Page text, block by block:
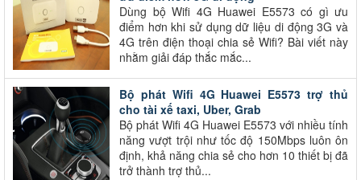
Dùng bộ Wifi 4G Huawei E5573 có gì ưu
điểm hơn khi sử dụng dữ liệu di động 3G và
4G trên điện thoại chia sẻ Wifi? Bài viết này
nhằm giải đáp thắc mắc...
Bộ phát Wifi 4G Huawei E5573 trợ thủ
cho tài xế taxi, Uber, Grab
Bộ phát Wifi 4G Huawei E5573 với nhiều tính
năng vượt trội như tốc độ 150Mbps luôn ôn
định, khả năng chia sẻ cho hơn 10 thiết bị đã
trở thành trợ thủ...